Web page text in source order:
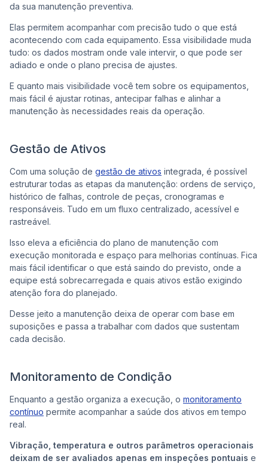
da sua manutenção preventiva.
Elas permitem acompanhar com precisão tudo o que está
acontecendo com cada equipamento. Essa visibilidade muda
tudo: os dados mostram onde vale intervir, o que pode ser
adiado e onde o plano precisa de ajustes.
E quanto mais visibilidade você tem sobre os equipamentos,
mais fácil é ajustar rotinas, antecipar falhas e alinhar a
manutenção às necessidades reais da operação.
Gestão de Ativos
Com uma solução de gestão de ativos integrada, é possível
estruturar todas as etapas da manutenção: ordens de serviço,
histórico de falhas, controle de peças, cronogramas e
responsáveis. Tudo em um fluxo centralizado, acessível e
rastreável.
Isso eleva a eficiência do plano de manutenção com
execução monitorada e espaço para melhorias contínuas. Fica
mais fácil identificar o que está saindo do previsto, onde a
equipe está sobrecarregada e quais ativos estão exigindo
atenção fora do planejado.
Desse jeito a manutenção deixa de operar com base em
suposições e passa a trabalhar com dados que sustentam
cada decisão.
Monitoramento de Condição
Enquanto a gestão organiza a execução, o monitoramento
contínuo permite acompanhar a saúde dos ativos em tempo
real.
Vibração, temperatura e outros parâmetros operacionais
deixam de ser avaliados apenas em inspeções pontuais e